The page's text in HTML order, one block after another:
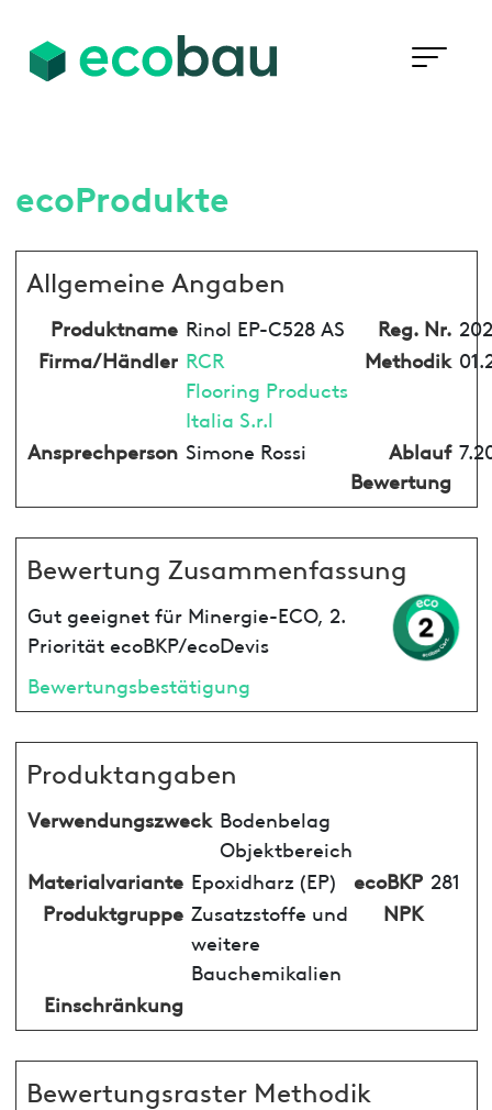
ecoProdukte
Allgemeine Angaben
Produktname Rinol EP-C528 AS Reg. Nr.
Firma/Händler RCR
Flooring Products
Italia S.r.l
Methodik
Ansprechperson Simone Rossi
Ablauf
Bewertung
Bewertung Zusammenfassung
Gut geeignet für Minergie-ECO, 2.
Priorität ecoBKP/ecoDevis
Bewertungsbestätigung
Produktangaben
Verwendungszweck Bodenbelag
Objektbereich
Materialvariante Epoxidharz (EP) ecoBKP 281
Produktgruppe Zusatzstoffe und
weitere
Bauchemikalien
NPK
Einschränkung
Bewertungsraster Methodik